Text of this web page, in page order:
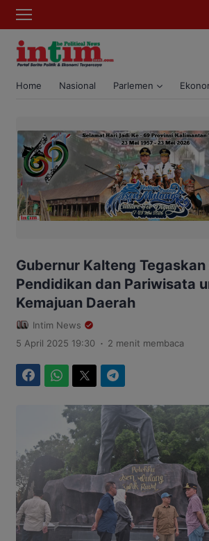
Home Nasional Parlemen
Gubernur Kalteng Tegaskan
Pendidikan dan Pariwisata
Kemajuan Daerah
Intim News
5 April 2025 19:30 . 2 menit membaca